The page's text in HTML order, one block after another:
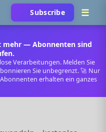
Subscribe
mehr — Abonnenten sind
Verarbeitungen. Melden Sie
Sie unbegrenzt. 🚀 Nur
erhalten ein ganzes